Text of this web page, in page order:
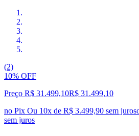
(2)
10% OFF
Preço R$ 31.499,10R$ 31.499,10
no Pix Ou 10x de R$ 3.499,90 sem juros
sem juros